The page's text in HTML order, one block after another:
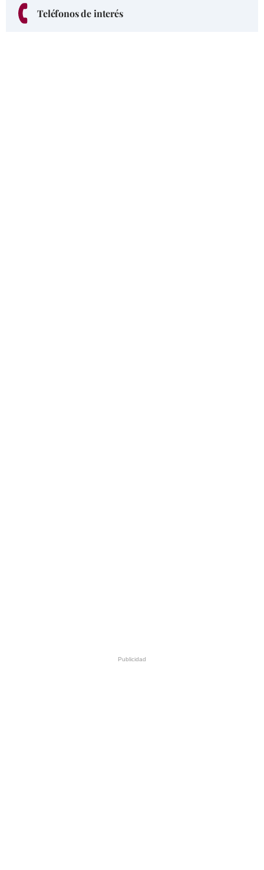
Teléfonos de interés